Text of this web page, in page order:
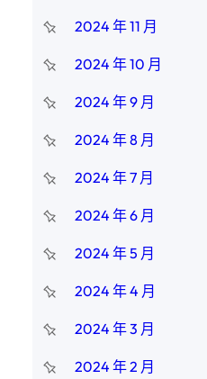
2024 年 11 月
2024 年 10 月
2024 年 9 月
2024 年 8 月
2024 年 7 月
2024 年 6 月
2024 年 5 月
2024 年 4 月
2024 年 3 月
2024 年 2 月